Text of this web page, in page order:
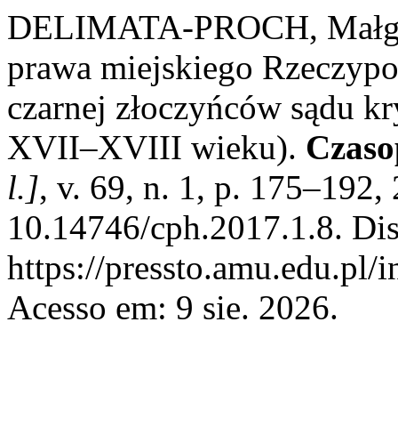
DELIMATA-PROCH,
prawa miejskiego
czarnej złoczyńców sądu
XVII–XVIII wieku).
l.], v. 69, n. 1, p.
10.14746/cph.2017.1.8.
https://
Acesso em: 9 sie. 2026.